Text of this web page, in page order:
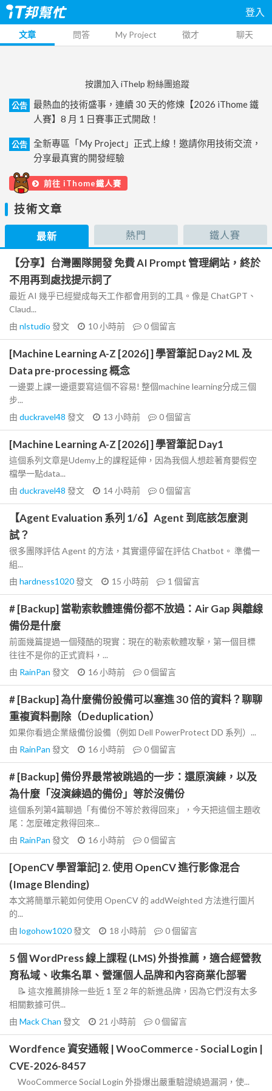
登入
文章 問答 My Project 徵才 聊天
按讚加入 iThelp 粉絲團追蹤
公告
最熱血的技術盛事，連續 30 天的修煉【2026 iThome 鐵
人賽】8 月 1 日賽事正式開啟！
公告
全新專區「My Project」正式上線！邀請你用技術交流，
分享最真實的開發經驗
前往 iThome鐵人賽
技術文章
最新 熱門 鐵人賽
【分享】台灣團隊開發 免費 AI Prompt 管理網站，終於
不用再到處找提示詞了
最近 AI 幾乎已經變成每天工作都會用到的工具。像是 ChatGPT、
Claud...
由 nlstudio 發文 10 小時前 0個留言
[Machine Learning A-Z [2026] ] 學習筆記 Day2 ML 及
Data pre-processing 概念
一邊要上課一邊還要寫這個不容易! 整個machine learning分成三個
步...
由 duckravel48 發文 13 小時前 0個留言
[Machine Learning A-Z [2026] ] 學習筆記 Day1
這個系列文章是Udemy上的課程延伸，因為我個人想趁著育嬰假空
檔學一點data...
由 duckravel48 發文 14 小時前 0個留言
【Agent Evaluation 系列 1/6】Agent 到底該怎麼測
試？
很多團隊評估 Agent 的方法，其實還停留在評估 Chatbot。 準備一
組...
由 hardness1020發文 15 小時前 1 個留言
# [Backup] 當勒索軟體連備份都不放過：Air Gap 與離線
備份是什麼
前面幾篇提過一個殘酷的現實：現在的勒索軟體攻擊，第一個目標
往往不是你的正式資料，...
由 RainPan 發文 16 小時前 0個留言
# [Backup] 為什麼備份設備可以塞進 30 倍的資料？聊聊
重複資料刪除（Deduplication）
如果你看過企業級備份設備（例如 Dell PowerProtect DD 系列）...
由 RainPan 發文 16 小時前 0個留言
# [Backup] 備份界最常被跳過的一步：還原演練，以及
為什麼「沒演練過的備份」等於沒備份
這個系列第4篇聊過「有備份不等於救得回來」，今天把這個主題收
尾：怎麼確定救得回來...
由 RainPan 發文 16 小時前 0個留言
[OpenCV 學習筆記] 2. 使用 OpenCV 進行影像混合
(Image Blending)
本文將簡單示範如何使用 OpenCV 的 addWeighted 方法進行圖片
的...
由 logohow1020發文 18 小時前 0個留言
5 個 WordPress 線上課程 (LMS) 外掛推薦，適合經營教
育私域、收集名單、營運個人品牌和內容商業化部署
📝 這次推薦排除一些近 1 至 2 年的新進品牌，因為它們沒有太多
相關數據可供...
由 Mack Chan 發文 21 小時前 0個留言
Wordfence 資安通報 | WooCommerce - Social Login |
CVE-2026-8457
WooCommerce Social Login 外掛爆出嚴重驗證繞過漏洞，使...